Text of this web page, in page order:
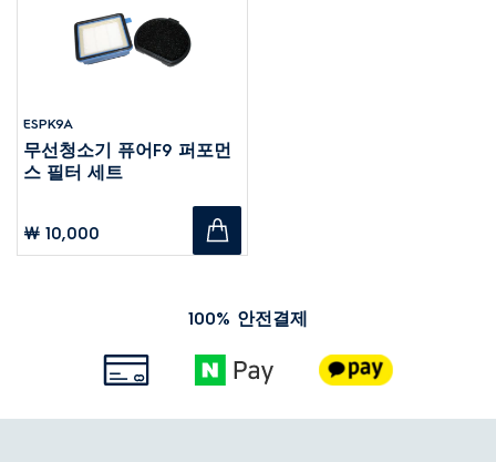
ESPK9A
무선청소기 퓨어F9 퍼포먼
스 필터 세트
￦ 10,000
100% 안전결제